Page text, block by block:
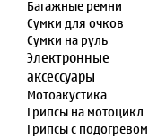
Багажные ремни
Сумки для очков
Сумки на руль
Электронные
аксессуары
Мотоакустика
Грипсы на мотоцикл
Грипсы с подогревом